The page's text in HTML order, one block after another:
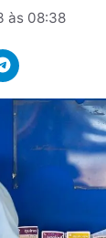
às 08:38